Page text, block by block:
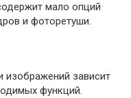
мало опций
и фоторетуши.
изображений зависит
функций.